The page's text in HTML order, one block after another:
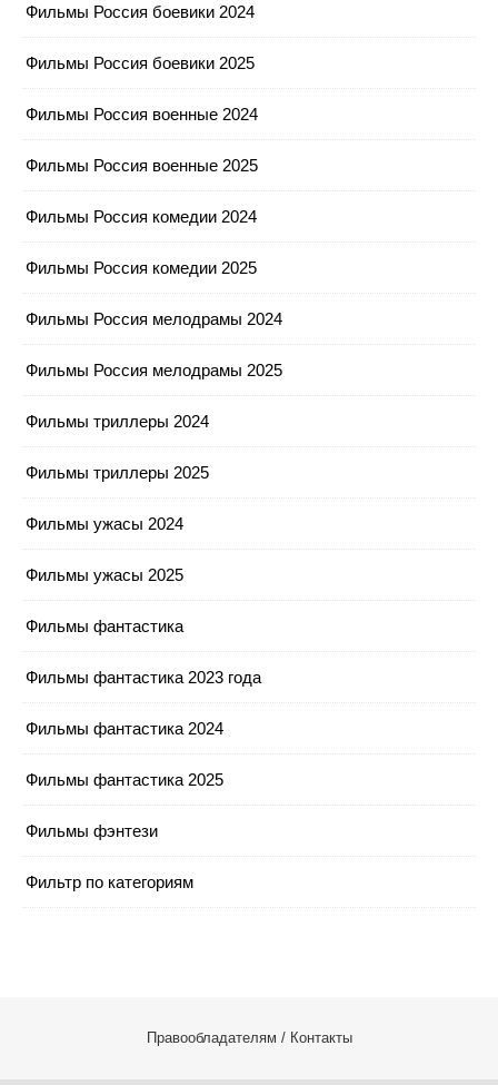
Фильмы Россия боевики 2024
Фильмы Россия боевики 2025
Фильмы Россия военные 2024
Фильмы Россия военные 2025
Фильмы Россия комедии 2024
Фильмы Россия комедии 2025
Фильмы Россия мелодрамы 2024
Фильмы Россия мелодрамы 2025
Фильмы триллеры 2024
Фильмы триллеры 2025
Фильмы ужасы 2024
Фильмы ужасы 2025
Фильмы фантастика
Фильмы фантастика 2023 года
Фильмы фантастика 2024
Фильмы фантастика 2025
Фильмы фэнтези
Фильтр по категориям
Правообладателям / Контакты